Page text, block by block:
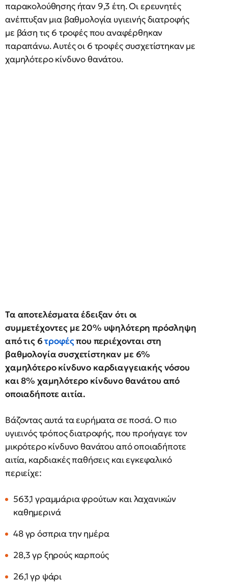
παρακολούθησης ήταν 9,3 έτη. Οι ερευνητές
ανέπτυξαν μια βαθμολογία υγιεινής διατροφής
με βάση τις 6 τροφές που αναφέρθηκαν
παραπάνω. Αυτές οι 6 τροφές συσχετίστηκαν με
χαμηλότερο κίνδυνο θανάτου.
Τα αποτελέσματα έδειξαν ότι οι
συμμετέχοντες με 20% υψηλότερη πρόσληψη
από τις 6τροφέςπου περιέχονται στη
βαθμολογία συσχετίστηκαν με 6%
χαμηλότερο κίνδυνο καρδιαγγειακής νόσου
και 8% χαμηλότερο κίνδυνο θανάτου από
οποιαδήποτε αιτία.
Βάζοντας αυτά τα ευρήματα σε ποσά. Ο πιο
υγιεινός τρόπος διατροφής, που προήγαγε τον
μικρότερο κίνδυνο θανάτου από οποιαδήποτε
αιτία, καρδιακές παθήσεις και εγκεφαλικό
περιείχε:
563,1 γραμμάρια φρούτων και λαχανικών
καθημερινά
48 γρ όσπρια την ημέρα
28,3 γρ ξηρούς καρπούς
26,1 γρ ψάρι